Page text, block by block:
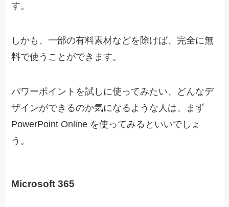
す。
しかも、一部の有料素材などを除けば、完全に無
料で使うことができます。
パワーポイントを試しに使ってみたい、どんなデ
ザインができるのか気になるような人は、まず
PowerPoint Online を使ってみるといいでしょ
う。
Microsoft 365